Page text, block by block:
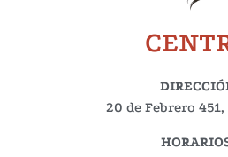
20 de Febrero